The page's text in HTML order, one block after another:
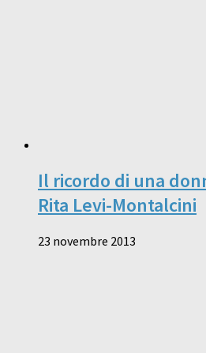
Il ricordo di una
Rita Levi-Montalcini
23 novembre 2013